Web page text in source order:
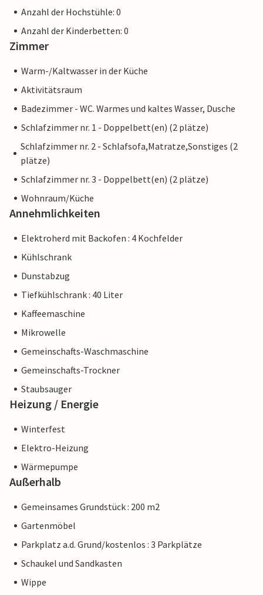
Anzahl der Hochstühle: 0
Anzahl der Kinderbetten: 0
Zimmer
Warm-/Kaltwasser in der Küche
Aktivitätsraum
Badezimmer - WC. Warmes und kaltes Wasser, Dusche
Schlafzimmer nr. 1 - Doppelbett(en) (2 plätze)
Schlafzimmer nr. 2 - Schlafsofa,Matratze,Sonstiges (2
plätze)
Schlafzimmer nr. 3 - Doppelbett(en) (2 plätze)
Wohnraum/Küche
Annehmlichkeiten
Elektroherd mit Backofen : 4 Kochfelder
Kühlschrank
Dunstabzug
Tiefkühlschrank : 40 Liter
Kaffeemaschine
Mikrowelle
Gemeinschafts-Waschmaschine
Gemeinschafts-Trockner
Staubsauger
Heizung / Energie
Winterfest
Elektro-Heizung
Wärmepumpe
Außerhalb
Gemeinsames Grundstück : 200 m2
Gartenmöbel
Parkplatz a.d. Grund/kostenlos : 3 Parkplätze
Schaukel und Sandkasten
Wippe